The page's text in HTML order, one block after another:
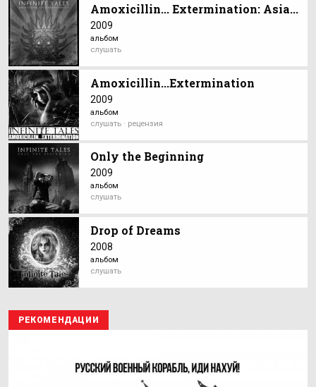
Amoxicillin... Extermination: Asia...
2009
альбом
слушать
Amoxicillin...Extermination
2009
альбом
слушать · рецензия
Only the Beginning
2009
альбом
слушать
Drop of Dreams
2008
альбом
слушать
РЕКОМЕНДАЦИИ